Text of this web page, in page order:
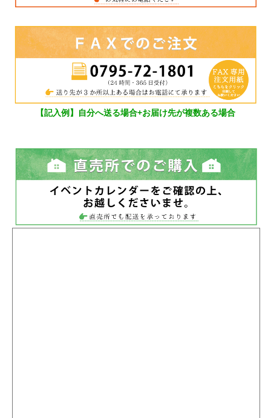
【記入例】自分へ送る場合+お届け先が複数ある場合